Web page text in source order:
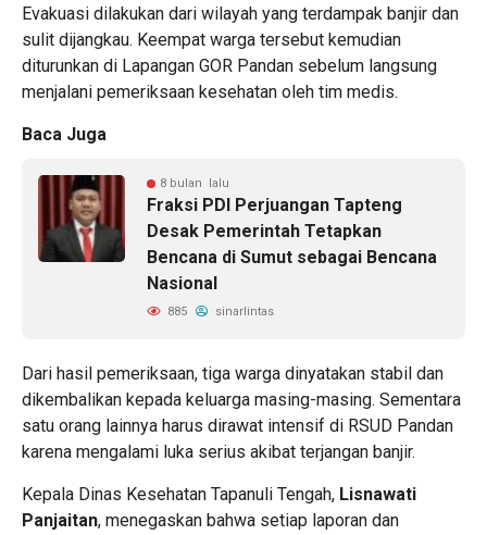
Evakuasi dilakukan dari wilayah yang terdampak banjir dan
sulit dijangkau. Keempat warga tersebut kemudian
diturunkan di Lapangan GOR Pandan sebelum langsung
menjalani pemeriksaan kesehatan oleh tim medis.
Baca Juga
8 bulan lalu
Fraksi PDI Perjuangan Tapteng
Desak Pemerintah Tetapkan
Bencana di Sumut sebagai Bencana
Nasional
885 sinarlintas
Dari hasil pemeriksaan, tiga warga dinyatakan stabil dan
dikembalikan kepada keluarga masing-masing. Sementara
satu orang lainnya harus dirawat intensif di RSUD Pandan
karena mengalami luka serius akibat terjangan banjir.
Kepala Dinas Kesehatan Tapanuli Tengah, Lisnawati
Panjaitan, menegaskan bahwa setiap laporan dan